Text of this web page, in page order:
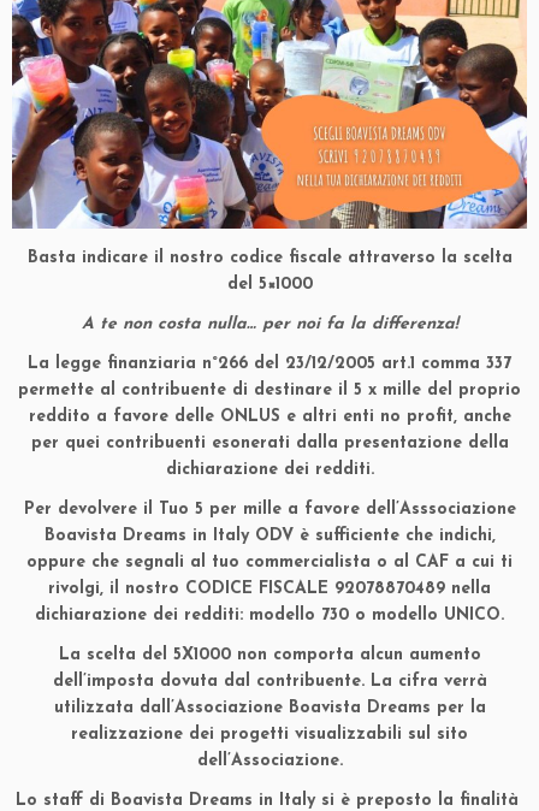
Basta indicare il nostro codice fiscale attraverso la scelta
del 5×1000
A te non costa nulla… per noi fa la differenza!
La legge finanziaria n°266 del 23/12/2005 art.1 comma 337
permette al contribuente di destinare il 5 x mille del proprio
reddito a favore delle ONLUS e altri enti no profit, anche
per quei contribuenti esonerati dalla presentazione della
dichiarazione dei redditi.
Per devolvere il Tuo 5 per mille a favore dell’Asssociazione
Boavista Dreams in Italy ODV è sufficiente che indichi,
oppure che segnali al tuo commercialista o al CAF a cui ti
rivolgi, il nostro CODICE FISCALE 92078870489 nella
dichiarazione dei redditi: modello 730 o modello UNICO.
La scelta del 5X1000 non comporta alcun aumento
dell’imposta dovuta dal contribuente. La cifra verrà
utilizzata dall’Associazione Boavista Dreams per la
realizzazione dei progetti visualizzabili sul sito
dell’Associazione.
Lo staff di Boavista Dreams in Italy si è preposto la finalità